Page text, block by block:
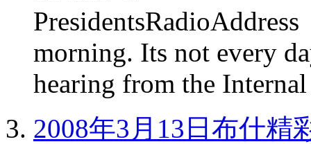
morning. Its not every
hearing from the
2008年3月13日布什精